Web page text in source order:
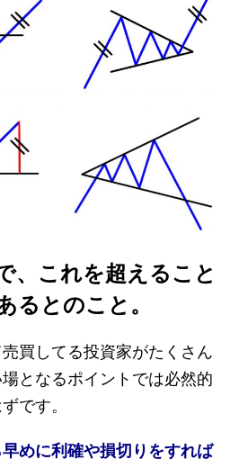
、これを超えること
るとのこと。
買してる投資家がたくさん
となるポイントでは必然的
です。
めに利確や損切りをすれば